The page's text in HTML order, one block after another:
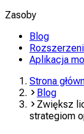
Zasoby
Blog
Aplikacja
Strona
Blog
Zwiększ
strategiom